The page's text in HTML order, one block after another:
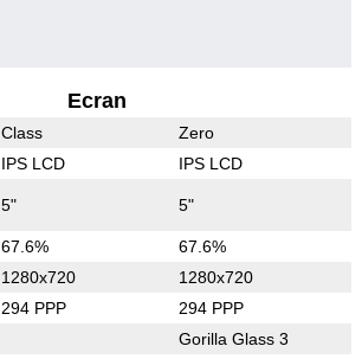
Ecran
Class Zero
IPS LCD IPS LCD
5" 5"
67.6% 67.6%
1280x720 1280x720
294 PPP 294 PPP
Gorilla Glass 3